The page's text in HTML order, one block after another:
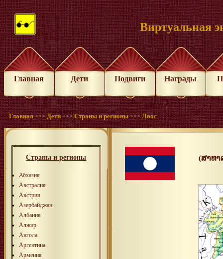
Виртуальная
Главная Дети Подвиги Награды
Главная >>>Дети >>>Страны и регионы >>>Лаос
Страны и регионы
Абхазия
Австралия
Австрия
Азербайджан
Албания
Алжир
Ангола
Аргентина
Армения
(ສາທາ